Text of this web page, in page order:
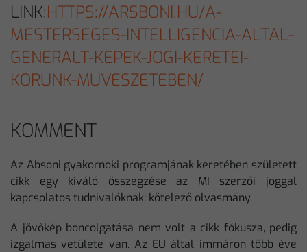
LINK:HTTPS://ARSBONI.HU/A-
MESTERSEGES-INTELLIGENCIA-ALTAL-
GENERALT-KEPEK-JOGI-KERETEI-
KORUNK-MUVESZETEBEN/
KOMMENT
Az Absoni gyakornoki programjának keretében született
cikk egy kiváló összegzése az MI szerzői joggal
kapcsolatos tudnivalóknak: kötelező olvasmány.
A jövőkép boncolgatása nem volt a cikk fókusza, pedig
izgalmas vetülete van. Az EU által immáron több éve